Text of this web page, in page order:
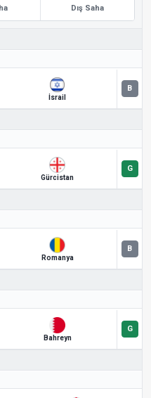
Dış Saha
İsrail
Gürcistan
Romanya
Bahreyn